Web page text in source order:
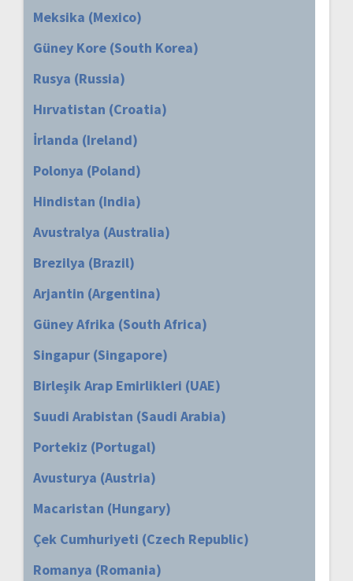
Meksika (Mexico)
Güney Kore (South Korea)
Rusya (Russia)
Hırvatistan (Croatia)
İrlanda (Ireland)
Polonya (Poland)
Hindistan (India)
Avustralya (Australia)
Brezilya (Brazil)
Arjantin (Argentina)
Güney Afrika (South Africa)
Singapur (Singapore)
Birleşik Arap Emirlikleri (UAE)
Suudi Arabistan (Saudi Arabia)
Portekiz (Portugal)
Avusturya (Austria)
Macaristan (Hungary)
Çek Cumhuriyeti (Czech Republic)
Romanya (Romania)